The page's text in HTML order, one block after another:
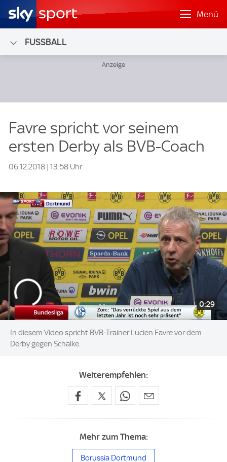
Menü
FUSSBALL
Favre spricht vor seinem
ersten Derby als BVB-Coach
06.12.2018 | 13:58 Uhr
0:29
In diesem Video spricht BVB-Trainer Lucien Favre vor dem
Derby gegen Schalke.
Weiterempfehlen:
Mehr zum Thema:
Borussia Dortmund